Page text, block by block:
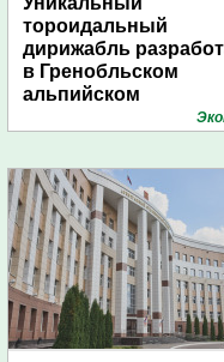
тороидальный
дирижабль
в Гренобльском
альпийском